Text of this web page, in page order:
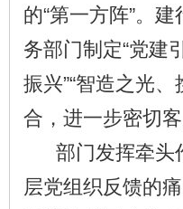
的“第一方阵”。
务部门制定“党建
振兴”“智造之光
合，进一步密切
部门发挥牵头
层党组织反馈的